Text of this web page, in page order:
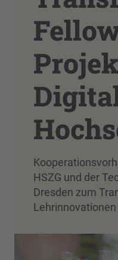
HSZG und der
Dresden zum
Lehrinnovationen